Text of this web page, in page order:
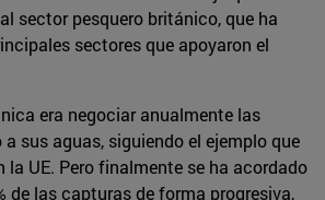
sector pesquero británico, que ha
sectores que apoyaron el
era negociar anualmente las
sus aguas, siguiendo el ejemplo que
la UE. Pero finalmente se ha acordado
de las capturas de forma progresiva,